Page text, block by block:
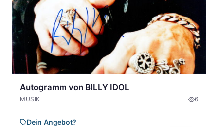
Autogramm von BILLY IDOL
MUSIK 6
Dein Angebot?